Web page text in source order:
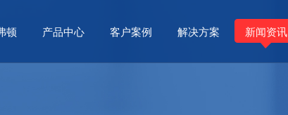
顿 产品中心 客户案例 解决方案 新闻资讯